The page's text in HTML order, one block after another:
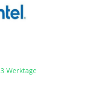
Werktage